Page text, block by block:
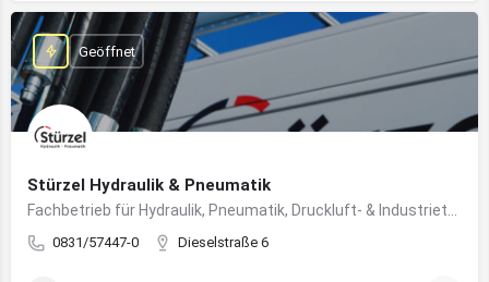
Stürzel Hydraulik & Pneumatik
0831/57447-0 Dieselstraße 6
Geöffnet